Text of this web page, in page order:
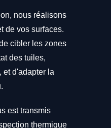
nous réalisons
de vos surfaces.
cibler les zones
des tuiles,
et d'adapter la
est transmis
thermique